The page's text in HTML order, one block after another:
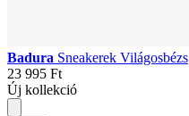
Badura Sneakerek Világosbézs
23 995 Ft
Új kollekció